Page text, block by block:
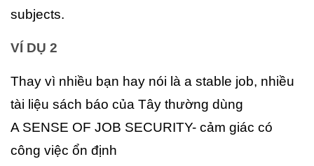
subjects.
VÍ DỤ 2
Thay vì nhiều bạn hay nói là a stable job, nhiều
tài liệu sách báo của Tây thường dùng
A SENSE OF JOB SECURITY- cảm giác có
công việc ổn định